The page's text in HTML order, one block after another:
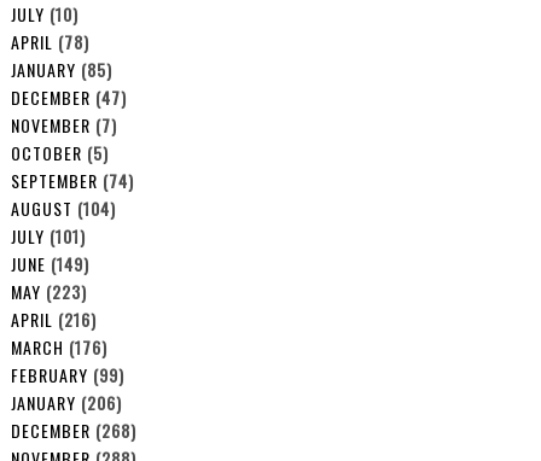
JULY (10)
APRIL (78)
JANUARY (85)
DECEMBER (47)
NOVEMBER (7)
OCTOBER (5)
SEPTEMBER (74)
AUGUST (104)
JULY (101)
JUNE (149)
MAY (223)
APRIL (216)
MARCH (176)
FEBRUARY (99)
JANUARY (206)
DECEMBER (268)